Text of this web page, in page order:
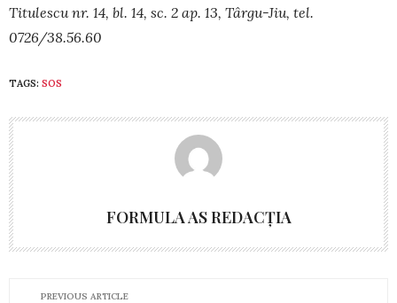
Titulescu nr. 14, bl. 14, sc. 2 ap. 13, Târgu-Jiu, tel.
0726/38.56.60
TAGS: SOS
FORMULA AS REDACȚIA
PREVIOUS ARTICLE